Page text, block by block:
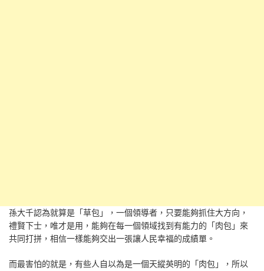
孫大千認為就算是「草包」，一個領導者，只要能夠抓住大方向，
禮賢下士，唯才是用，能夠在每一個領域找到有能力的「肉包」來
共同打拼，相信一樣能夠交出一張讓人民幸福的成績單。
而最害怕的就是，有些人自以為是一個天縱英明的「肉包」，所以